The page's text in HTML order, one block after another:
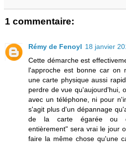
1 commentaire:
Rémy de Fenoyl 18 janvier
Cette démarche est
l'approche est bonne car on
une carte physique aussi
perdre de vue qu'aujourd'hui,
avec un téléphone, ni pour
s'agit plus d'un dépannage
de la carte égarée ou
entièrement" sera vrai le jour
faire la même chose qu'une